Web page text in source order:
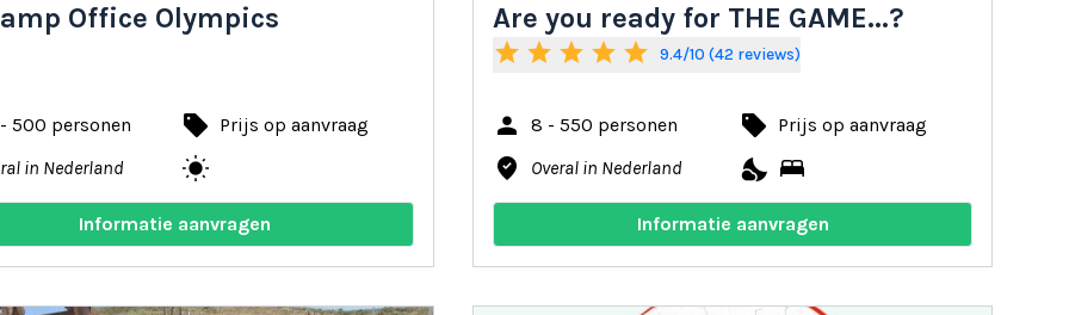
Office Olympics
500 personen local_offer Prijs op aanvraag
in Nederland wb_sunny
Informatie aanvragen
Are you ready for THE GAME...?
star star star star star 9.4/10 (42 reviews)
person 8 - 550 personen local_offer Prijs op aanvraag
where_to_vote Overal in Nederland nights_stay bed
Informatie aanvragen